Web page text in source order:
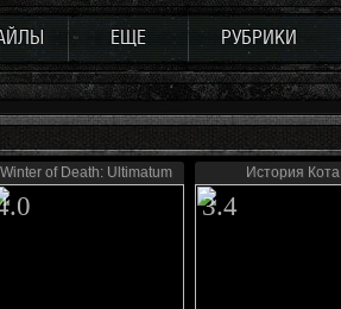
ЕЩЕ РУБРИКИ
Winter of Death: Ultimatum История Кота
3.4